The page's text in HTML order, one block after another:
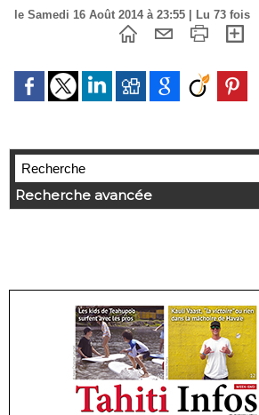
le Samedi 16 Août 2014 à 23:55 | Lu 73 fois
Recherche avancée